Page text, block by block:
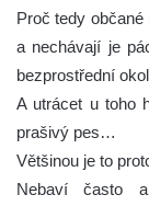
Proč tedy
a nechávají je
bezprostřední
A utrácet u toho
prašivý pes…
Většinou je to
Nebaví často